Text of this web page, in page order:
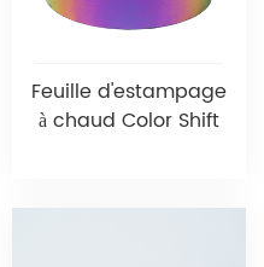
Feuille d'estampage
à chaud Color Shift